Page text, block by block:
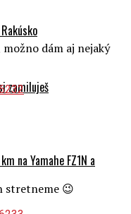
zamiluješ
na Yamahe FZ1N a
dám aj nejaký
stretneme 😉